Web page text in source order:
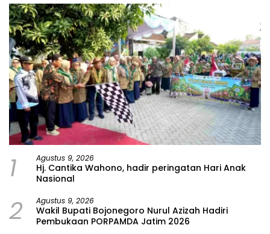
1 Agustus 9, 2026
Hj. Cantika Wahono, hadir peringatan Hari Anak
Nasional
2 Agustus 9, 2026
Wakil Bupati Bojonegoro Nurul Azizah Hadiri
Pembukaan PORPAMDA Jatim 2026